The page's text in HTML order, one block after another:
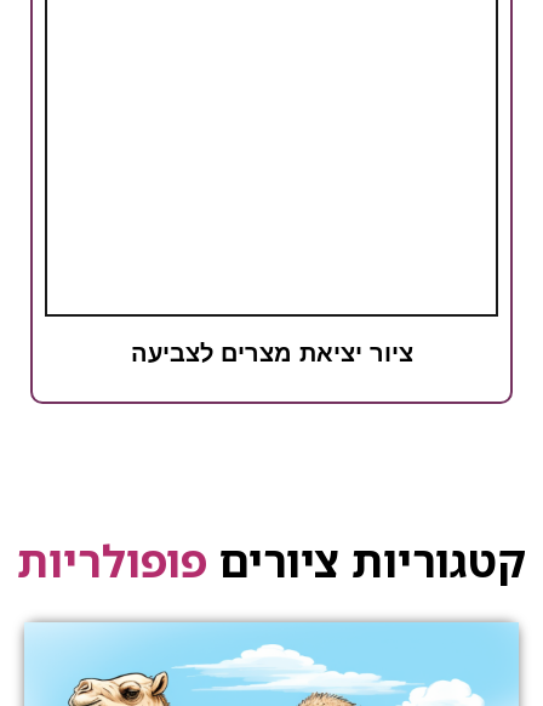
ציור יציאת מצרים לצביעה
קטגוריות ציורים פופולריות